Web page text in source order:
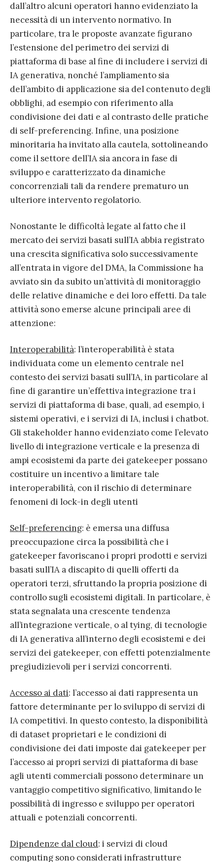
dall’altro alcuni operatori hanno evidenziato la
necessità di un intervento normativo. In
particolare, tra le proposte avanzate figurano
l’estensione del perimetro dei servizi di
piattaforma di base al fine di includere i servizi di
IA generativa, nonché l’ampliamento sia
dell’ambito di applicazione sia del contenuto degli
obblighi, ad esempio con riferimento alla
condivisione dei dati e al contrasto delle pratiche
di self-preferencing. Infine, una posizione
minoritaria ha invitato alla cautela, sottolineando
come il settore dell’IA sia ancora in fase di
sviluppo e caratterizzato da dinamiche
concorrenziali tali da rendere prematuro un
ulteriore intervento regolatorio.
Nonostante le difficoltà legate al fatto che il
mercato dei servizi basati sull’IA abbia registrato
una crescita significativa solo successivamente
all’entrata in vigore del DMA, la Commissione ha
avviato sin da subito un’attività di monitoraggio
delle relative dinamiche e dei loro effetti. Da tale
attività sono emerse alcune principali aree di
attenzione:
Interoperabilità: l’interoperabilità è stata
individuata come un elemento centrale nel
contesto dei servizi basati sull’IA, in particolare al
fine di garantire un’effettiva integrazione tra i
servizi di piattaforma di base, quali, ad esempio, i
sistemi operativi, e i servizi di IA, inclusi i chatbot.
Gli stakeholder hanno evidenziato come l’elevato
livello di integrazione verticale e la presenza di
ampi ecosistemi da parte dei gatekeeper possano
costituire un incentivo a limitare tale
interoperabilità, con il rischio di determinare
fenomeni di lock-in degli utenti
Self-preferencing: è emersa una diffusa
preoccupazione circa la possibilità che i
gatekeeper favoriscano i propri prodotti e servizi
basati sull’IA a discapito di quelli offerti da
operatori terzi, sfruttando la propria posizione di
controllo sugli ecosistemi digitali. In particolare, è
stata segnalata una crescente tendenza
all’integrazione verticale, o al tying, di tecnologie
di IA generativa all’interno degli ecosistemi e dei
servizi dei gatekeeper, con effetti potenzialmente
pregiudizievoli per i servizi concorrenti.
Accesso ai dati: l’accesso ai dati rappresenta un
fattore determinante per lo sviluppo di servizi di
IA competitivi. In questo contesto, la disponibilità
di dataset proprietari e le condizioni di
condivisione dei dati imposte dai gatekeeper per
l’accesso ai propri servizi di piattaforma di base
agli utenti commerciali possono determinare un
vantaggio competitivo significativo, limitando le
possibilità di ingresso e sviluppo per operatori
attuali e potenziali concorrenti.
Dipendenze dal cloud: i servizi di cloud
computing sono considerati infrastrutture